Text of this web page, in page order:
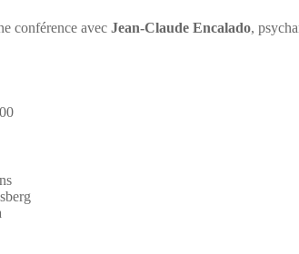
conférence avecJean-Claude Encalado,